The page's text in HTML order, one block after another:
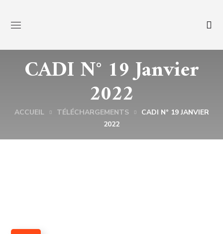
CADI N° 19 Janvier
2022
ACCUEIL TÉLÉCHARGEMENTS
CADI N° 19 JANVIER
2022